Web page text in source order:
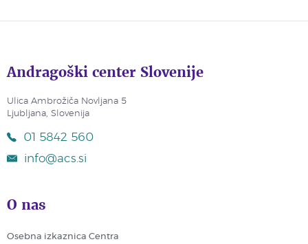
Andragoški center Slovenije
Ulica Ambrožiča Novljana 5
Ljubljana, Slovenija
01 5842 560
info@acs.si
O nas
Osebna izkaznica Centra